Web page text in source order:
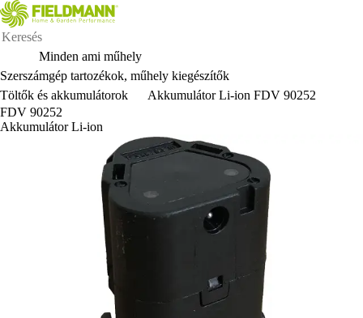
Minden ami műhely
Szerszámgép tartozékok, műhely kiegészítők
Töltők és akkumulátorok
Akkumulátor Li-ion FDV 90252
FDV 90252
Akkumulátor Li-ion